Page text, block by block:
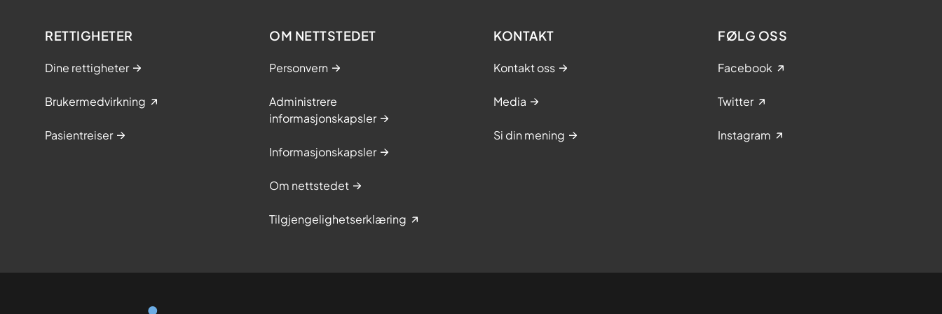
RETTIGHETER
Dine rettigheter
Brukermedvirkning
Pasientreiser
OM NETTSTEDET
Personvern
Administrere
informasjonskapsler
Informasjonskapsler
Om nettstedet
Tilgjengelighetserklæring
KONTAKT
Kontakt oss
Media
Si din mening
FØLG OSS
Facebook
Twitter
Instagram